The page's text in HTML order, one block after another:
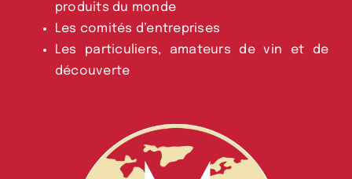
produits du monde
Les comités d’entreprises
Les particuliers, amateurs de vin et de
découverte